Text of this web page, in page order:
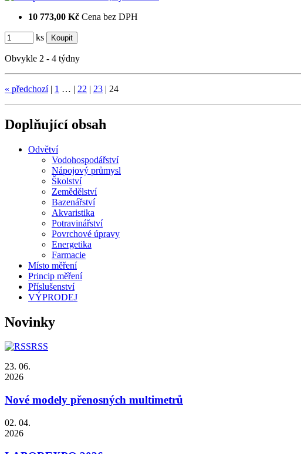
10 773,00 Kč Cena bez DPH
ks
Obvykle 2 - 4 týdny
« předchozí | 1 … | 22 | 23 | 24
Doplňující obsah
Odvětví
Vodohospodářství
Nápojový průmysl
Školství
Zemědělství
Bazenářství
Akvaristika
Potravinářství
Povrchové úpravy
Energetika
Farmacie
Místo měření
Princip měření
Příslušenství
VÝPRODEJ
Novinky
RSS
23. 06.
2026
Nové modely přenosných multimetrů
02. 04.
2026